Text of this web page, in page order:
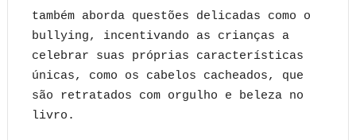
também aborda questões delicadas como o
bullying, incentivando as crianças a
celebrar suas próprias características
únicas, como os cabelos cacheados, que
são retratados com orgulho e beleza no
livro.